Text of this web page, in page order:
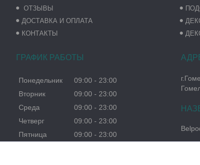
ОТЗЫВЫ
ДОСТАВКА И ОПЛАТА
КОНТАКТЫ
ГРАФИК РАБОТЫ
Понедельник 09:00
23:00
Вторник
09:00
23:00
Среда
09:00
23:00
Четверг
09:00
23:00
Пятница
09:00
23:00